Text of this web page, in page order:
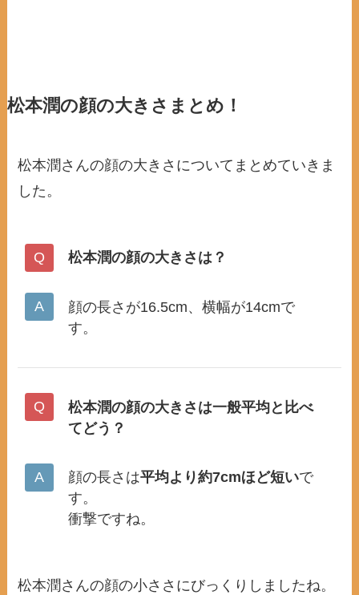
松本潤の顔の大きさまとめ！
松本潤さんの顔の大きさについてまとめていきま
した。
松本潤の顔の大きさは？
顔の長さが16.5cm、横幅が14cmで
す。
松本潤の顔の大きさは一般平均と比べ
てどう？
顔の長さは平均より約7cmほど短いで
す。
衝撃ですね。
松本潤さんの顔の小ささにびっくりしましたね。